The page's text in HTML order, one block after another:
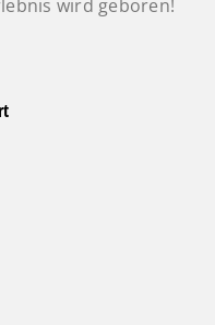
wird geboren!